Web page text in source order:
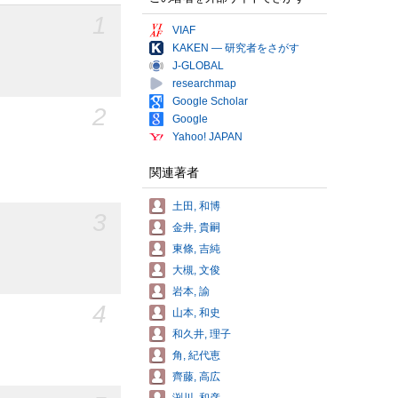
2
4
VIAF
KAKEN — 研究者をさがす
J-GLOBAL
researchmap
Google Scholar
Google
Yahoo! JAPAN
関連著者
土田, 和博
金井, 貴嗣
東條, 吉純
大槻, 文俊
岩本, 諭
山本, 和史
和久井, 理子
角, 紀代恵
齊藤, 高広